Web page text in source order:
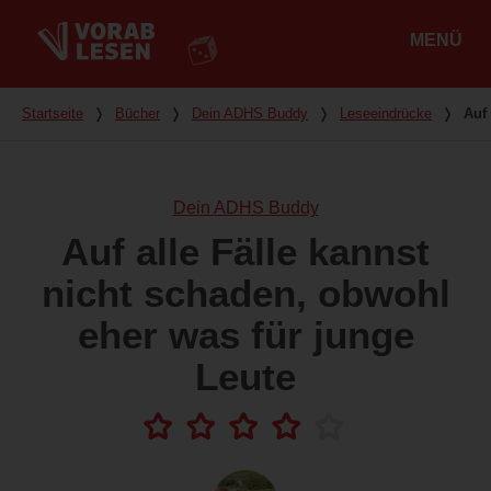
MENÜ
Du bist hier
Startseite ❭ Bücher ❭ Dein ADHS Buddy ❭ Leseeindrücke ❭ Auf
Dein ADHS Buddy
Auf alle Fälle kannst
nicht schaden, obwohl
eher was für junge
Leute